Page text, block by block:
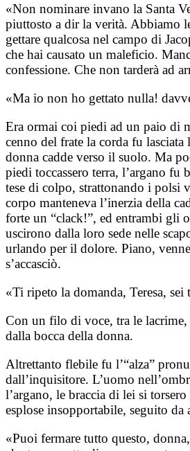
«Non nominare invano la Santa
piuttosto a dir la verità. Abbiamo
gettare qualcosa nel campo di
che hai causato un maleficio.
confessione. Che non tarderà ad
«Ma io non ho gettato nulla!
Era ormai coi piedi ad un paio di
cenno del frate la corda fu lasciata
donna cadde verso il suolo. Ma
piedi toccassero terra, l’argano fu
tese di colpo, strattonando i polsi
corpo manteneva l’inerzia della
forte un “clack!”, ed entrambi gli
uscirono dalla loro sede nelle
urlando per il dolore. Piano,
s’accasciò.
«Ti ripeto la domanda, Teresa, sei
Con un filo di voce, tra le
dalla bocca della donna.
Altrettanto flebile fu l’“alza”
dall’inquisitore. L’uomo
l’argano, le braccia di lei si
esplose insopportabile, seguito da
«Puoi fermare tutto questo,